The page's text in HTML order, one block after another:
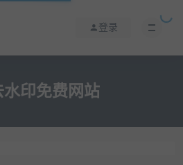
登录
水印免费网站